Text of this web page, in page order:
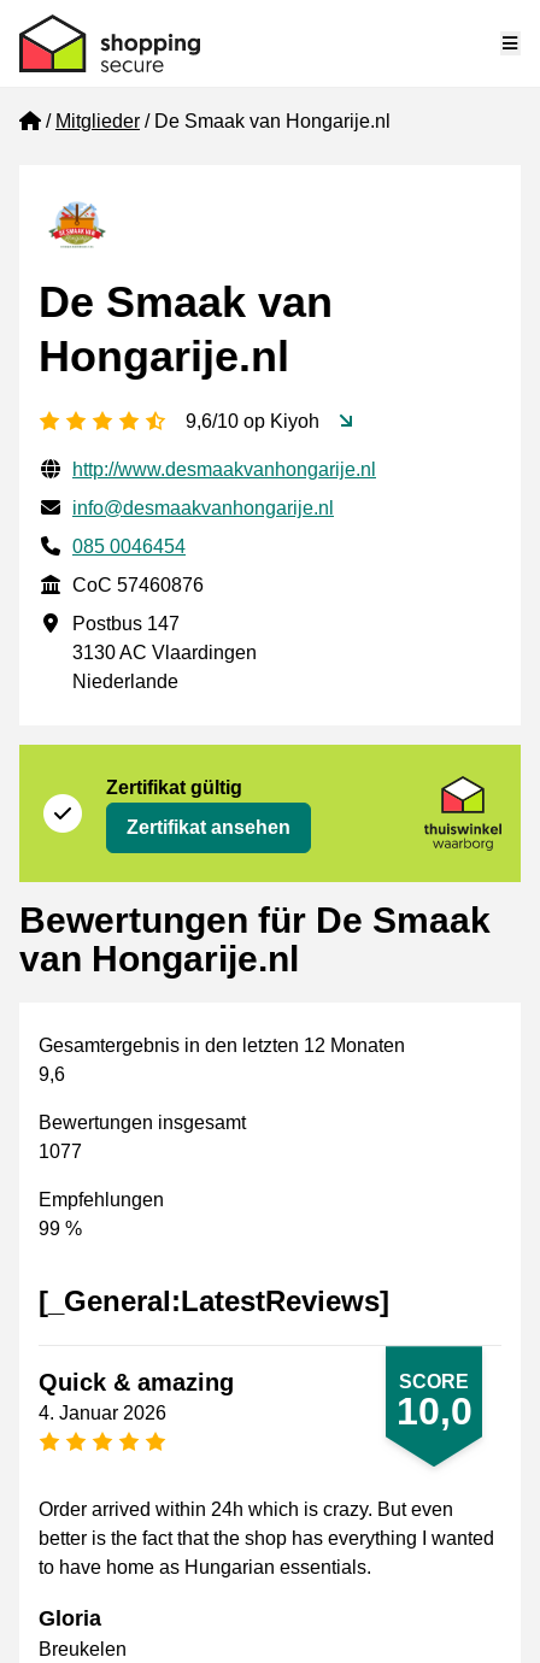
Home
Mitglieder De Smaak van Hongarije.nl
De Smaak van
Hongarije.nl
[_General:NumberOfStarsPluralFormat]
9,6/10 op Kiyoh
Geprüfte Kontaktinformationen
Website URL
http://www.desmaakvanhongarije.nl
E-mail
info@desmaakvanhongarije.nl
Phone number
085 0046454
CoC
CoC 57460876
Geschäftsadresse
Postbus 147
3130 AC Vlaardingen
Niederlande
Zertifikat gültig
Zertifikat ansehen
Bewertungen für De Smaak
van Hongarije.nl
Gesamtergebnis in den letzten 12 Monaten
9,6
Bewertungen insgesamt
1077
Empfehlungen
99 %
[_General:LatestReviews]
SCORE
10,0
Quick & amazing
4. Januar 2026
[_General:NumberOfStarsPluralFormat]
Order arrived within 24h which is crazy. But even
better is the fact that the shop has everything I wanted
to have home as Hungarian essentials.
Gloria
Breukelen